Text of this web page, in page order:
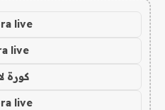
live
live
كورة
live